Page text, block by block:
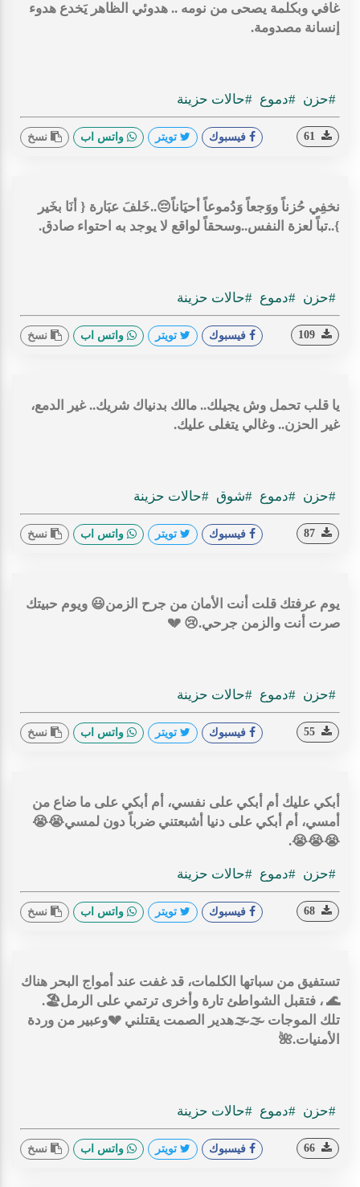
غافي وبكلمة يصحى من نومه .. هدوئي الظاهر يَخدع هدوء
إنسانة مصدومة.
#حزن #دموع #حالات حزينة
فيسبوك تويتر واتس اب نسخ
نخفِي حُزناً ووَجعاً وَدُموعاً أحيَاناً😔..خَلفَ عبَارة { أنَا بخَير
}..تباً لعزة النفس..وسحقاً لواقع لا يوجد به احتواء صادق.
#حزن #دموع #حالات حزينة
فيسبوك تويتر واتس اب نسخ
يا قلب تحمل وش يجيلك.. مالك بدنياك شريك.. غير الدمع،
غير الحزن.. وغالي يتغلى عليك.
#حزن #دموع #شوق #حالات حزينة
فيسبوك تويتر واتس اب نسخ
يوم عرفتك قلت أنت الأمان من جرح الزمن😃 ويوم حبيتك
صرت أنت والزمن جرحي.😢 💔
#حزن #دموع #حالات حزينة
فيسبوك تويتر واتس اب نسخ
أبكي عليك أم أبكي على نفسي، أم أبكي على ما ضاع من
أمسي، أم أبكي على دنيا أشبعتني ضرباً دون لمسي😭😭
😭😭😭.
#حزن #دموع #حالات حزينة
فيسبوك تويتر واتس اب نسخ
تستفيق من سباتها الكلمات، قد غفت عند أمواج البحر هناك
🌊 ، فتقبل الشواطئ تارة وأخرى ترتمي على الرمل🏖️.
تلك الموجات 🌫🌫هدير الصمت يقتلني 💔وعبير من وردة
الأمنيات.🌺
#حزن #دموع #حالات حزينة
فيسبوك تويتر واتس اب نسخ